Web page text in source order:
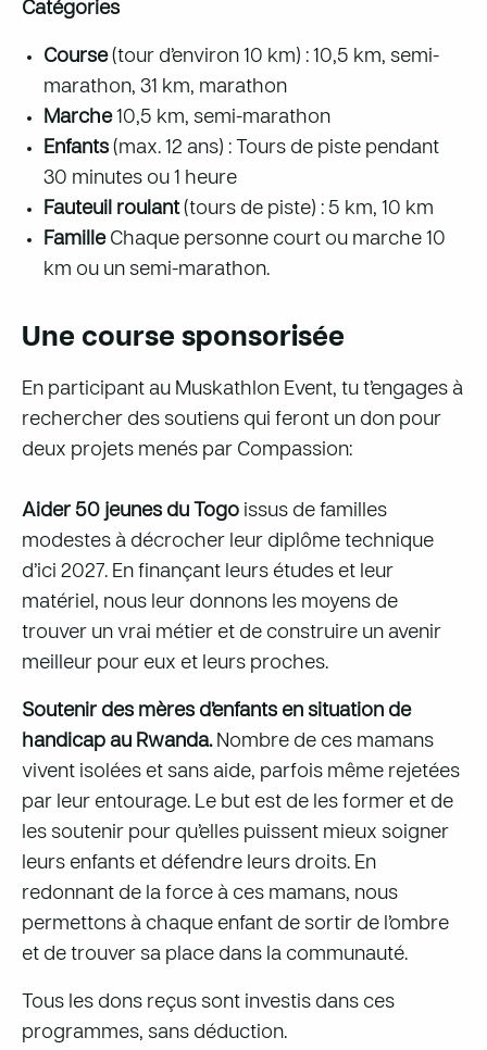
Catégories
Course(tour d’environ 10 km) : 10,5 km, semi-
marathon, 31 km, marathon
Marche10,5 km, semi-marathon
Enfants (max. 12 ans) : Tours de piste pendant
30 minutes ou 1 heure
Fauteuil roulant(tours de piste) : 5 km, 10 km
Famille Chaque personne court ou marche 10
km ou un semi-marathon.
Une course sponsorisée
En participant au Muskathlon Event, tu t’engages à
rechercher des soutiens qui feront un don pour
deux projets menés par Compassion:
Aider 50 jeunes du Togo issus de familles
modestes à décrocher leur diplôme technique
d’ici 2027. En finançant leurs études et leur
matériel, nous leur donnons les moyens de
trouver un vrai métier et de construire un avenir
meilleur pour eux et leurs proches.
Soutenir des mères d’enfants en situation de
handicap au Rwanda.Nombre de ces mamans
vivent isolées et sans aide, parfois même rejetées
par leur entourage. Le but est de les former et de
les soutenir pour qu’elles puissent mieux soigner
leurs enfants et défendre leurs droits. En
redonnant de la force à ces mamans, nous
permettons à chaque enfant de sortir de l’ombre
et de trouver sa place dans la communauté.
Tous les dons reçus sont investis dans ces
programmes, sans déduction.